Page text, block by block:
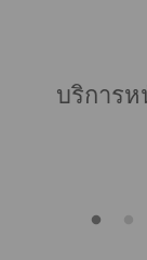
บริการห